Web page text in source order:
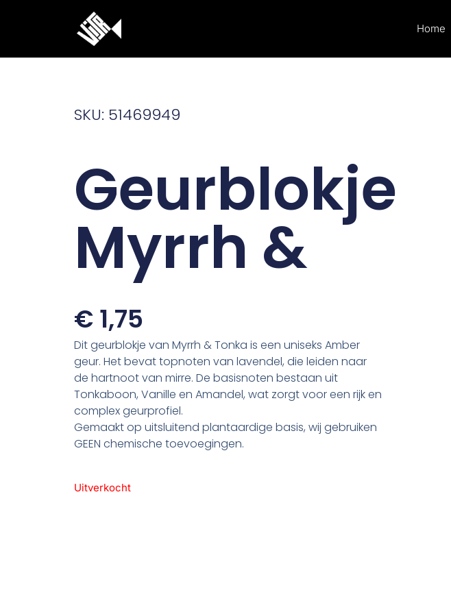
inhoud
Home
SKU: 51469949
Geurblokje
Myrrh &
€1,75
Dit geurblokje van Myrrh & Tonka is een uniseks Amber
geur. Het bevat topnoten van lavendel, die leiden naar
de hartnoot van mirre. De basisnoten bestaan uit
Tonkaboon, Vanille en Amandel, wat zorgt voor een rijk en
complex geurprofiel.
Gemaakt op uitsluitend plantaardige basis, wij gebruiken
GEEN chemische toevoegingen.
Uitverkocht